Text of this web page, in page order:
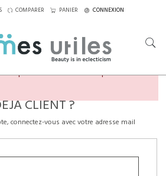
COMPARER PANIER CONNEXION
compte ou vous connecter pour
CLIENT ?
connectez-vous avec votre adresse mail